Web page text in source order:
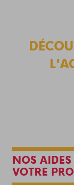
végétal.
qui
NOS AIDES
VOTRE